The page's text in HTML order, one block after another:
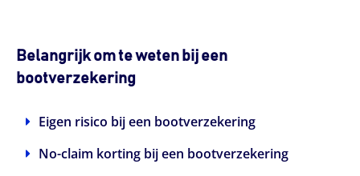
Belangrijk om te weten bij een
bootverzekering
Eigen risico bij een bootverzekering
No-claim korting bij een bootverzekering